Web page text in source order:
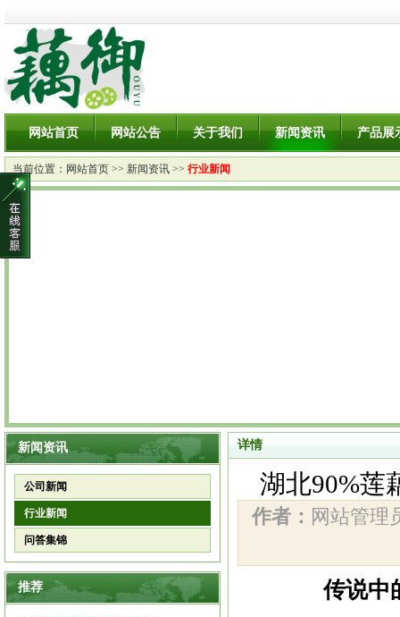
网站首页 网站公告 关于我们 新闻资讯 产品展
当前位置： 网站首页 >> 新闻资讯 >> 行业新闻
新闻资讯
公司新闻
行业新闻
问答集锦
推荐
详情
湖北90%莲
作者： 网站管
传说中